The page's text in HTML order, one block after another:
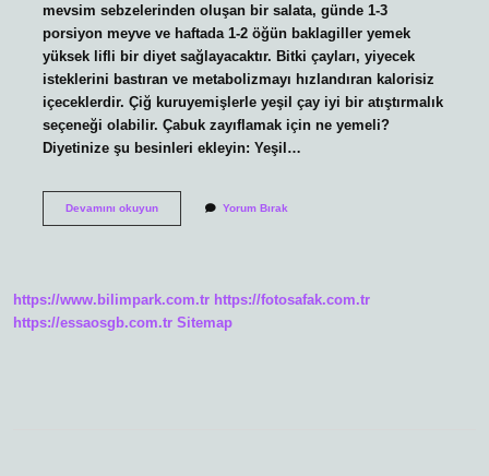
mevsim sebzelerinden oluşan bir salata, günde 1-3
porsiyon meyve ve haftada 1-2 öğün baklagiller yemek
yüksek lifli bir diyet sağlayacaktır. Bitki çayları, yiyecek
isteklerini bastıran ve metabolizmayı hızlandıran kalorisiz
içeceklerdir. Çiğ kuruyemişlerle yeşil çay iyi bir atıştırmalık
seçeneği olabilir. Çabuk zayıflamak için ne yemeli?
Diyetinize şu besinleri ekleyin: Yeşil…
Devamını okuyunNe
Yorum Bırak
https://www.bilimpark.com.tr https://fotosafak.com.tr
https://essaosgb.com.tr Sitemap